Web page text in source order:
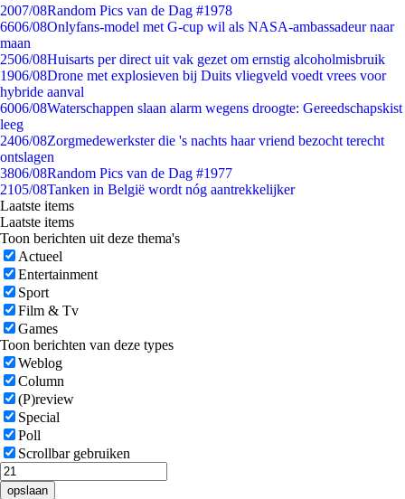
2007/08Random Pics van de Dag #1978
6606/08Onlyfans-model met G-cup wil als NASA-ambassadeur naar
maan
2506/08Huisarts per direct uit vak gezet om ernstig alcoholmisbruik
1906/08Drone met explosieven bij Duits vliegveld voedt vrees voor
hybride aanval
6006/08Waterschappen slaan alarm wegens droogte: Gereedschapskist
leeg
2406/08Zorgmedewerkster die 's nachts haar vriend bezocht terecht
ontslagen
3806/08Random Pics van de Dag #1977
2105/08Tanken in België wordt nóg aantrekkelijker
Laatste items
Laatste items
Toon berichten uit deze thema's
Actueel
Entertainment
Sport
Film & Tv
Games
Toon berichten van deze types
Weblog
Column
(P)review
Special
Poll
Scrollbar gebruiken
opslaan